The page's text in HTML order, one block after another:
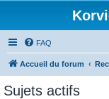
FAQ
Accueil du forum
Sujets actifs